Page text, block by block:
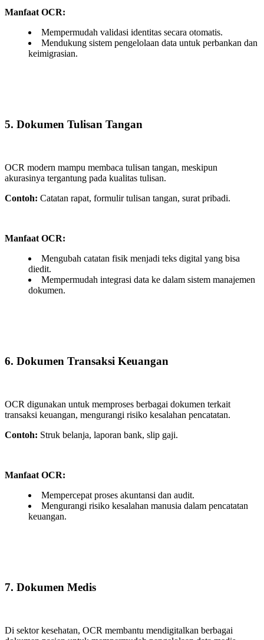
Manfaat OCR:
Mempermudah validasi identitas secara otomatis.
Mendukung sistem pengelolaan data untuk perbankan dan
keimigrasian.
5. Dokumen Tulisan Tangan
OCR modern mampu membaca tulisan tangan, meskipun
akurasinya tergantung pada kualitas tulisan.
Contoh: Catatan rapat, formulir tulisan tangan, surat pribadi.
Manfaat OCR:
Mengubah catatan fisik menjadi teks digital yang bisa
diedit.
Mempermudah integrasi data ke dalam sistem manajemen
dokumen.
6. Dokumen Transaksi Keuangan
OCR digunakan untuk memproses berbagai dokumen terkait
transaksi keuangan, mengurangi risiko kesalahan pencatatan.
Contoh: Struk belanja, laporan bank, slip gaji.
Manfaat OCR:
Mempercepat proses akuntansi dan audit.
Mengurangi risiko kesalahan manusia dalam pencatatan
keuangan.
7. Dokumen Medis
Di sektor kesehatan, OCR membantu mendigitalkan berbagai